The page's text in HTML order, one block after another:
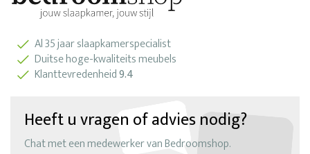
Al 35 jaar slaapkamerspecialist
Duitse hoge-kwaliteits meubels
Klanttevredenheid9.4
Heeft u vragen of advies nodig?
Chat met een medewerker van Bedroomshop.